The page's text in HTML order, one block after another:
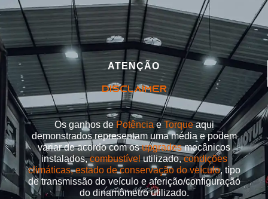
ATENÇÃO
DISCLAIMER
Os ganhos de Potênciae Torqueaqui
demonstrados representam uma média e podem
variar de acordo com osupgradesmecânicos
instalados,combustívelutilizado,condições
climáticas, estado de conservação do veículo, tipo
de transmissão do veículo e aferição/configuração
do dinamômetro utilizado.